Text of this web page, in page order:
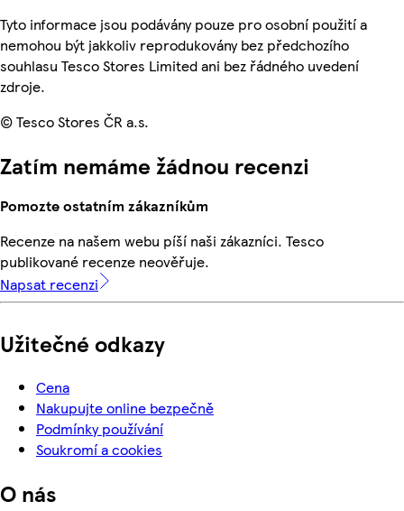
Tyto informace jsou podávány pouze pro osobní použití a
nemohou být jakkoliv reprodukovány bez předchozího
souhlasu Tesco Stores Limited ani bez řádného uvedení
zdroje.
© Tesco Stores ČR a.s.
Zatím nemáme žádnou recenzi
Pomozte ostatním zákazníkům
Recenze na našem webu píší naši zákazníci. Tesco
publikované recenze neověřuje.
Napsat recenzi
Užitečné odkazy
Cena
Nakupujte online bezpečně
Podmínky používání
Soukromí a cookies
O nás